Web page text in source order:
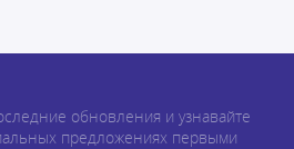
обновления и узнавайте
предложениях первыми